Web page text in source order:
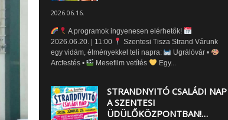
2026.06.16.
A programok ingyenesen elérhetők!
2026.06.20. | 11:00
Szentesi Tisza Strand Várunk
egy vidám, élményekkel teli napra:
Ugrálóvár •
Arcfestés •
Mesefilm vetítés Egy...
STRANDNYITÓ CSALÁDI NAP
A SZENTESI
ÜDÜLŐKÖZPONTBAN!…